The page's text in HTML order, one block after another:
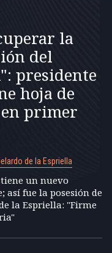
la
del
presidente
hoja de
primer
de la Espriella
un nuevo
así fue la posesión de
la Espriella: "Firme